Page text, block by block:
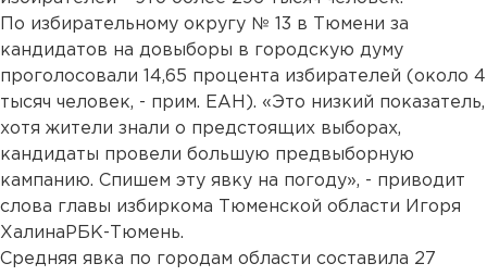
По избирательному округу № 13 в Тюмени за
кандидатов на довыборы в городскую думу
проголосовали 14,65 процента избирателей (около 4
тысяч человек, - прим. ЕАН). «Это низкий показатель,
хотя жители знали о предстоящих выборах,
кандидаты провели большую предвыборную
кампанию. Спишем эту явку на погоду», - приводит
слова главы избиркома Тюменской области Игоря
ХалинаРБК-Тюмень.
Средняя явка по городам области составила 27